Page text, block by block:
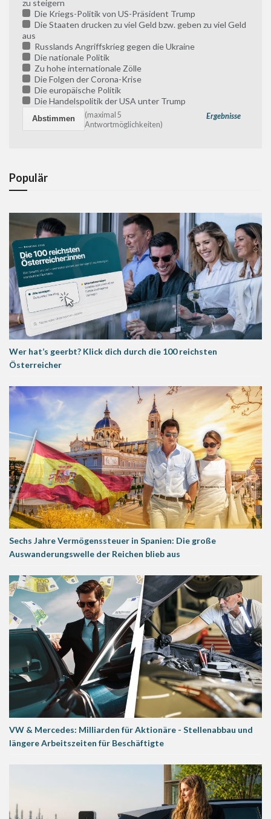
zu steigern
Die Kriegs-Politik von US-Präsident Trump
Die Staaten drucken zu viel Geld bzw. geben zu viel Geld
aus
Russlands Angriffskrieg gegen die Ukraine
Die nationale Politik
Zu hohe internationale Zölle
Die Folgen der Corona-Krise
Die europäische Politik
Die Handelspolitik der USA unter Trump
Ergebnisse
(maximal 5
Antwortmöglichkeiten)
Populär
Wer hat’s geerbt? Klick dich durch die 100 reichsten
Österreicher
Sechs Jahre Vermögenssteuer in Spanien: Die große
Auswanderungswelle der Reichen blieb aus
VW & Mercedes: Milliarden für Aktionäre - Stellenabbau und
längere Arbeitszeiten für Beschäftigte